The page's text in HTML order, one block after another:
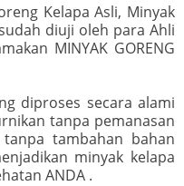
Kelapa Asli, Minyak
diuji oleh para Ahli
MINYAK GORENG
diproses secara alami
tanpa pemanasan
tambahan bahan
minyak kelapa
ANDA .